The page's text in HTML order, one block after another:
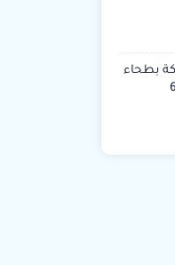
بطحاء